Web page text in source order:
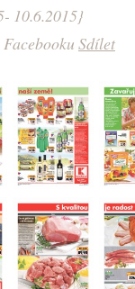
10.6.2015}
Sdílet